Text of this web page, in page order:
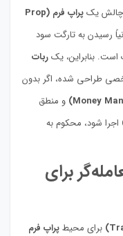
چالش یک
پراپ فرم (Prop
رسیدن به تارگت سود
بنابراین، یکربات
طراحی شده، اگر بدون
و منطق
اجرا شود، محکوم به
برای
برای محیطپراپ فرم